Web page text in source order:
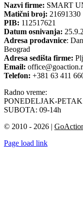
Nazvi firme: SMART
Matični broj: 21691330
PIB: 112517621
Datum osnivanja:
Adresa prodavnice:
Beograd
Adresa sedišta firme:
Email:
Telefon: +381 63 411
Radno vreme:
PONEDELJAK-
SUBOTA: 09-14h
© 2010 - 2026 |
Page load link